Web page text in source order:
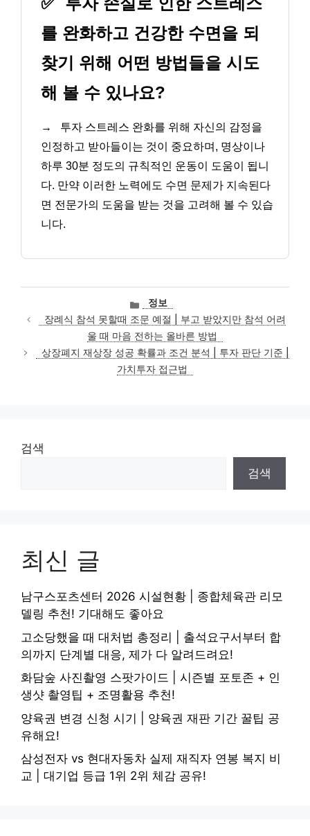
를 완화하고 건강한 수면을 되
찾기 위해 어떤 방법들을 시도
해 볼 수 있나요?
→
투자 스트레스 완화를 위해 자신의 감정을
인정하고 받아들이는 것이 중요하며, 명상이나
하루 30분 정도의 규칙적인 운동이 도움이 됩니
다. 만약 이러한 노력에도 수면 문제가 지속된다
면 전문가의 도움을 받는 것을 고려해 볼 수 있습
니다.
카
테
고
리
정보
장례식 참석 못할때 조문 예절 | 부고 받았지만 참석 어려
울 때 마음 전하는 올바른 방법
상장폐지 재상장 성공 확률과 조건 분석 | 투자 판단 기준 |
가치투자 접근법
검색
검색
최신 글
남구스포츠센터 2026 시설현황 | 종합체육관 리모
델링 추천! 기대해도 좋아요
고소당했을 때 대처법 총정리 | 출석요구서부터 합
의까지 단계별 대응, 제가 다 알려드려요!
화담숲 사진촬영 스팟가이드 | 시즌별 포토존 + 인
생샷 촬영팁 + 조명활용 추천!
양육권 변경 신청 시기 | 양육권 재판 기간 꿀팁 공
유해요!
삼성전자 vs 현대자동차 실제 재직자 연봉 복지 비
교 | 대기업 등급 1위 2위 체감 공유!